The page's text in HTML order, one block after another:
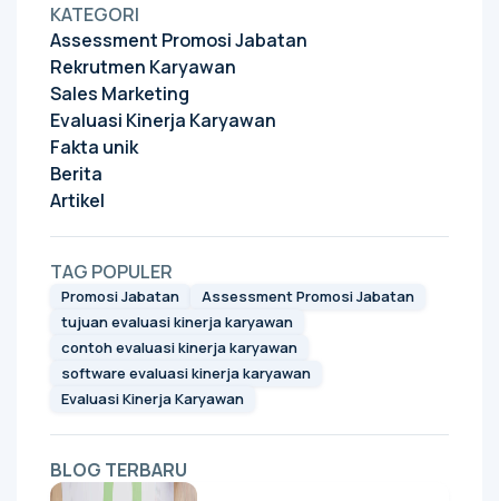
KATEGORI
Assessment Promosi Jabatan
Rekrutmen Karyawan
Sales Marketing
Evaluasi Kinerja Karyawan
Fakta unik
Berita
Artikel
TAG POPULER
Promosi Jabatan
Assessment Promosi Jabatan
tujuan evaluasi kinerja karyawan
contoh evaluasi kinerja karyawan
software evaluasi kinerja karyawan
Evaluasi Kinerja Karyawan
BLOG TERBARU